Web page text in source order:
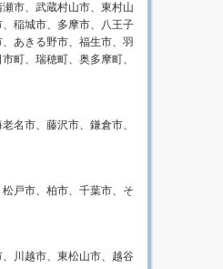
市、武蔵村山市、東村山
稲城市、多摩市、八王子
あきる野市、福生市、羽
町、瑞穂町、奥多摩町、
名市、藤沢市、鎌倉市、
戸市、柏市、千葉市、そ
川越市、東松山市、越谷